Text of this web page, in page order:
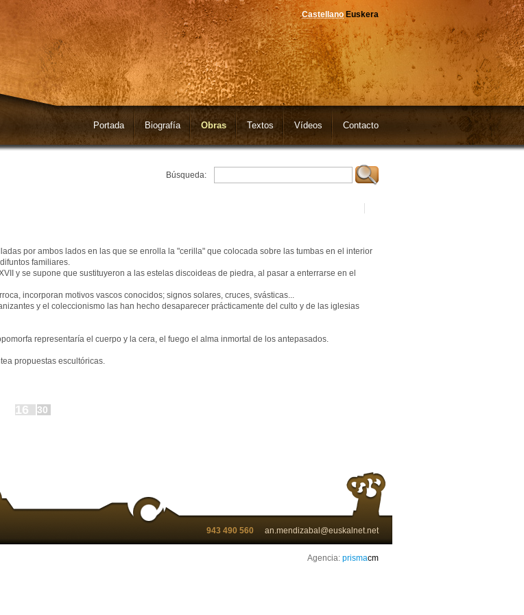
Castellano Euskera
Portada Biografía Obras Textos Vídeos Contacto
Búsqueda:
por ambos lados en las que se enrolla la "cerilla" que colocada sobre las tumbas en el interior
familiares.
y se supone que sustituyeron a las estelas discoideas de piedra, al pasar a enterrarse en el
incorporan motivos vascos conocidos; signos solares, cruces, svásticas...
y el coleccionismo las han hecho desaparecer prácticamente del culto y de las iglesias
representaría el cuerpo y la cera, el fuego el alma inmortal de los antepasados.
propuestas escultóricas.
16 30
943 490 560 an.mendizabal@euskalnet.net
Agencia: prismacm